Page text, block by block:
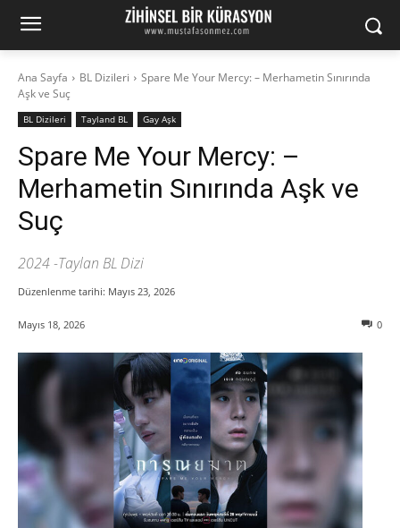
Ana Sayfa BL Dizileri
Spare Me Your Mercy: – Merhametin Sınırında
Aşk ve Suç
BL Dizileri Tayland BL Gay Aşk
Spare Me Your Mercy: –
Merhametin Sınırında Aşk ve
Suç
2024 -Taylan BL Dizi
Düzenlenme tarihi: Mayıs 23, 2026
Mayıs 18, 2026 0